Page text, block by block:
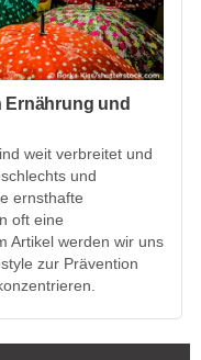
Ernährung und
weit verbreitet und
und
ernsthafte
oft eine
Artikel werden wir uns
zur Prävention